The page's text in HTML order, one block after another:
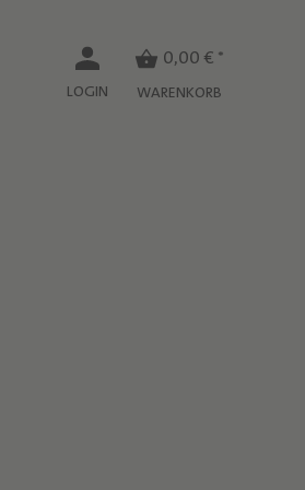
LOGIN
0,00 € *
WARENKORB